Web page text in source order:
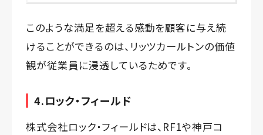
このような満足を超える感動を顧客に与え続
けることができるのは、リッツカールトンの価値
観が従業員に浸透しているためです。
4.ロック・フィールド
株式会社ロック・フィールドは、RF1や神戸コ